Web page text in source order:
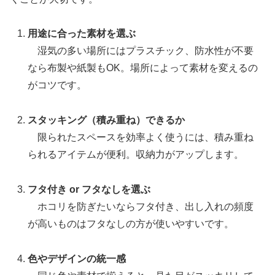
用途に合った素材を選ぶ
湿気の多い場所にはプラスチック、防水性が不要
なら布製や紙製もOK。場所によって素材を変えるの
がコツです。
スタッキング（積み重ね）できるか
限られたスペースを効率よく使うには、積み重ね
られるアイテムが便利。収納力がアップします。
フタ付き or フタなしを選ぶ
ホコリを防ぎたいならフタ付き、出し入れの頻度
が高いものはフタなしの方が使いやすいです。
色やデザインの統一感